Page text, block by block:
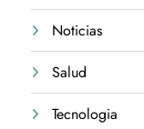
Noticias
Salud
Tecnologia